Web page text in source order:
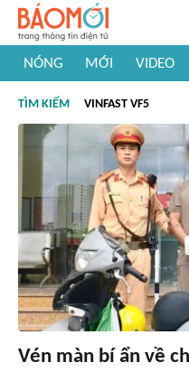
NÓNG MỚI VIDEO
#Khám phá thế giới
TÌM KIẾM VINFAST VF5
Vén màn bí ẩn về